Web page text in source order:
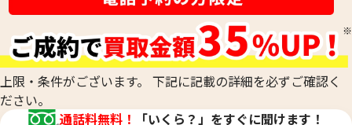
上限・条件がございます。 下記に記載の詳細を必ずご確認く
ださい。
通話料無料！
「いくら？」をすぐに聞けます！